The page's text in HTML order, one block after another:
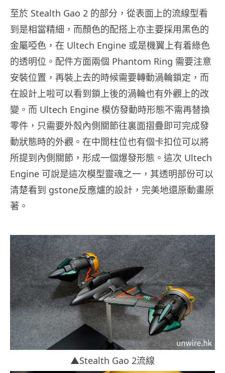
至於 Stealth Gao 2 的部分，從表面上的流線型看
到是相當精細，而顏色的配搭上亦主要採用黑色的
金屬啞色，在 Ultech Engine 或是機翼上有着綠色
的透明位。配件方面兩個 Phantom Ring 需要注意
安裝位置，再裝上去的時候需要轉動渦輪鎖定，而
在設計上啦可以看到鎖上後的渦輪也有外觀上的改
變。而 Ultech Engine 模仿發動時形態不需再替換
零件，只需要外殼內側關節往裏面摺疊即可完成發
動狀態時的外觀。在中間柱位也有個卡扣位可以將
所提到內側關節，形成一個爆發形態。這次 Ultech
Engine 可說是這次模型靈魂之一，其透明部份可以
清楚看到 gstone反應爐的設計，完美地還原動畫原
著。
▲Stealth Gao 2流線